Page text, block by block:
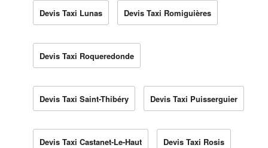
Devis Taxi Lunas Devis Taxi Romiguières
Devis Taxi Roqueredonde
Devis Taxi Saint-Thibéry Devis Taxi Puisserguier
Devis Taxi Castanet-Le-Haut Devis Taxi Rosis